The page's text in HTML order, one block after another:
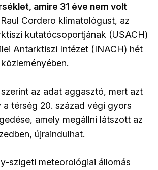
amire 31 éve nem volt
Cordero klimatológust, az
kutatócsoportjának (USACH)
Antarktiszi Intézet (INACH) hét
az adat aggasztó, mert azt
a térség 20. század végi gyors
amely megállni látszott az
újraindulhat.
szigeti meteorológiai állomás